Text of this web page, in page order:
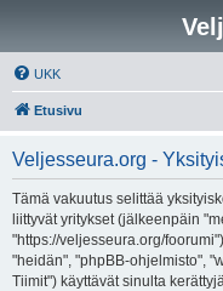
UKK
Etusivu
Veljesseura.org -
Tämä vakuutus selittää
liittyvät yritykset (jälkeenpäin
"https://veljesseura.org/
"heidän", "phpBB-ohjelmisto",
Tiimit") käyttävät sinulta